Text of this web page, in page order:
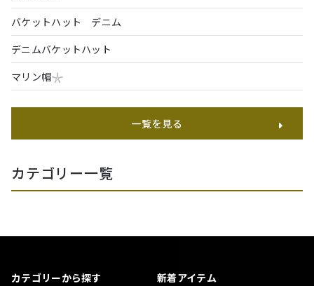
バケットハット デニム
デニムバケットハット
マリン帽𓇼
一覧を見る
カテゴリー一覧
カテゴリーから探す
新着アイテム